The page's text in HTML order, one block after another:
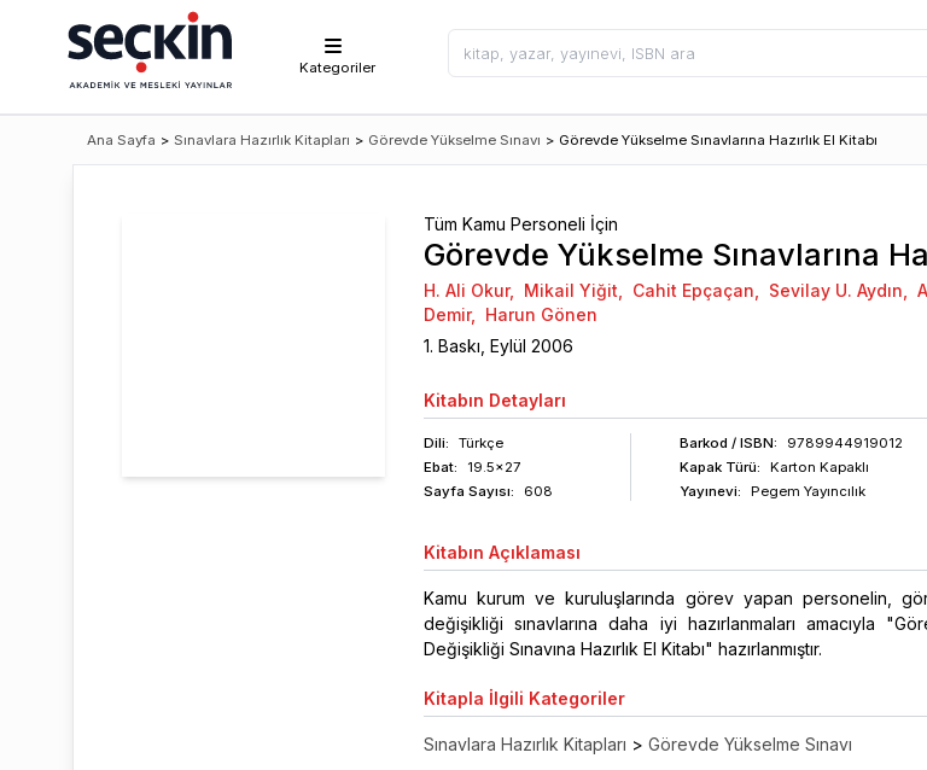
Kategoriler
Ana Sayfa > Sınavlara Hazırlık Kitapları > Görevde Yükselme Sınavı > Görevde Yükselme Sınavlarına Hazırlık El Kitabı
Tüm Kamu Personeli İçin
Görevde Yükselme Sınavlarına
H. Ali Okur, Mikail Yiğit Cahit Epçaçan Sevilay U. Aydın
Demir,
Harun Gönen
1. Baskı, Eylül 2006
Kitabın Detayları
Dili:
Türkçe
Ebat:
19.5x27
Sayfa Sayısı: 608
Barkod / ISBN:
9789944919012
Kapak Türü:
Karton Kapaklı
Yayınevi:
Pegem Yayıncılık
Kitabın Açıklaması
Kamu kurum ve kuruluşlarında görev yapan personelin,
değişikliği sınavlarına daha iyi hazırlanmaları amacıyla
Değişikliği Sınavına Hazırlık El Kitabı" hazırlanmıştır.
Kitapla İlgili Kategoriler
Sınavlara Hazırlık Kitapları > Görevde Yükselme Sınavı